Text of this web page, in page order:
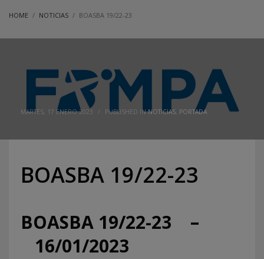
HOME NOTICIAS BOASBA 19/22-23
MARTES, 17 ENERO 2023 / PUBLISHED INNOTICIAS PORTADA
BOASBA 19/22-23
BOASBA 19/22-23 –
16/01/2023